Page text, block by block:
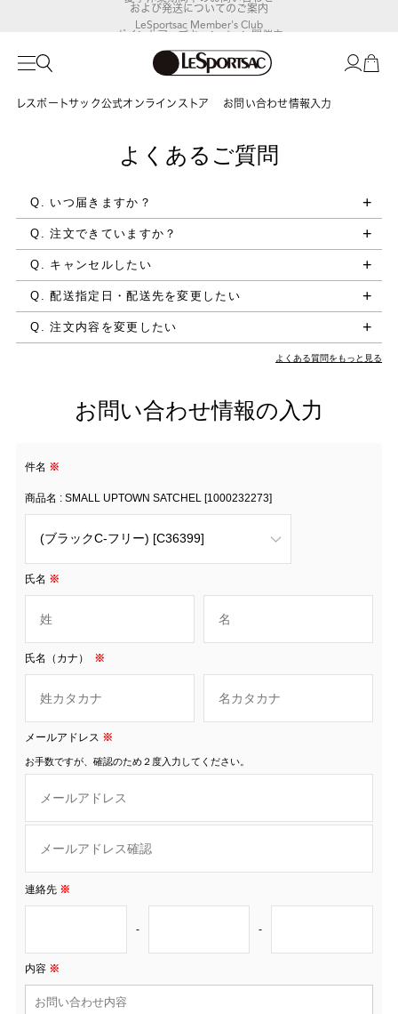
LeSportsac Member's Club
ポイントアップキャンペーン開催中
および発送についてのご案内
レスポートサック公式オンラインストア お問い合わせ情報入力
よくあるご質問
Q. いつ届きますか？
Q. 注文できていますか？
Q. キャンセルしたい
Q. 配送指定日・配送先を変更したい
Q. 注文内容を変更したい
よくある質問をもっと見る
お問い合わせ情報の入力
件名 ※
商品名 : SMALL UPTOWN SATCHEL [1000232273]
氏名 ※
氏名（カナ） ※
メールアドレス ※
お手数ですが、確認のため２度入力してください。
連絡先 ※
- -
内容 ※